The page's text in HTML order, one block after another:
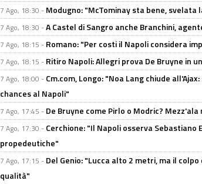
7 Ago, 18:30 - Modugno: "McTominay sta bene,
7 Ago, 18:30 -A Castel di Sangro anche Branchini,
7 Ago, 18:15 - Romano: "Per costi il Napoli considera
7 Ago, 18:15 - Ritiro Napoli: Allegri prova De Bruyne in
7 Ago, 18:00 - Cm.com, Longo: "Noa Lang chiude
chances al Napoli"
7 Ago, 17:45 - De Bruyne come Pirlo o Modric?
7 Ago, 17:30 - Cerchione: "Il Napoli osserva Sebastiano
propedeutiche"
7 Ago, 17:15 - Del Genio: "Lucca alto 2 metri, ma il
qualità"